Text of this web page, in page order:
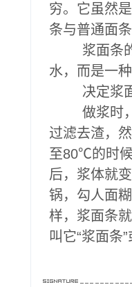
穷。它虽然
条与普通面
浆面条
水，而是一
决定浆
做浆时
过滤去渣，
至80℃的时
后，浆体就
锅，勾人面
样，浆面条
叫它“浆面条